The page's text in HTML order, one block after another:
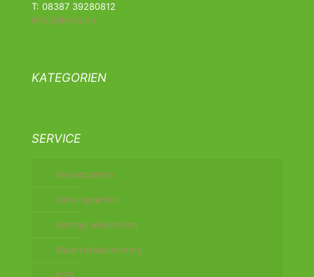
T: 08387 39280812
info@alwag.de
KATEGORIEN
SERVICE
Versandarten
Zahlungsarten
Vertrag widerrufen
Widerrufsbelehrung